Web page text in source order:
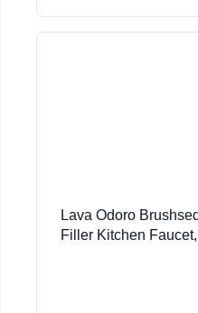
Lava Odoro
Filler Kitchen